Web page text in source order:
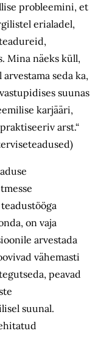
probleemini, et
erialadel,
Mina näeks küll,
seda ka,
suunas
karjääri,
arst.“
on vaja
arvestada
vähemasti
peavad
suunal.